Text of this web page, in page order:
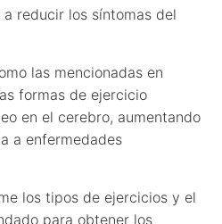
reducir los síntomas del
las mencionadas en
formas de ejercicio
en el cerebro, aumentando
a enfermedades
los tipos de ejercicios y el
para obtener los